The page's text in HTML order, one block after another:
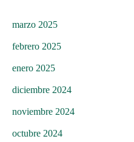
marzo 2025
febrero 2025
enero 2025
diciembre 2024
noviembre 2024
octubre 2024